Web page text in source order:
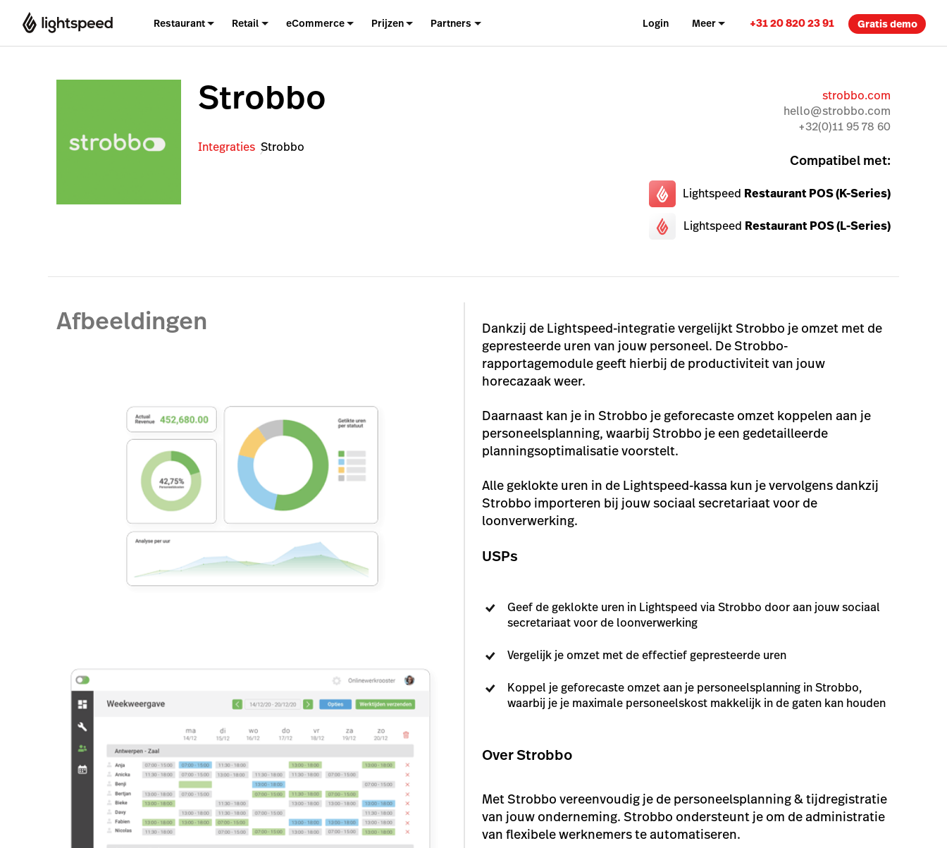
Restaurant Retail eCommerce Prijzen Partners Login Meer +31 20 820 23 91 Gratis demo
Strobbo
Integraties Strobbo
strobbo.com
hello@strobbo.com
+32(0)11 95 78 60
Compatibel met:
Lightspeed Restaurant POS (K-Series)
Lightspeed Restaurant POS (L-Series)
Afbeeldingen
Dankzij de Lightspeed-integratie vergelijkt Strobbo je omzet met de
gepresteerde uren van jouw personeel. De Strobbo-
rapportagemodule geeft hierbij de productiviteit van jouw
horecazaak weer.
Daarnaast kan je in Strobbo je geforecaste omzet koppelen aan je
personeelsplanning, waarbij Strobbo je een gedetailleerde
planningsoptimalisatie voorstelt.
Alle geklokte uren in de Lightspeed-kassa kun je vervolgens dankzij
Strobbo importeren bij jouw sociaal secretariaat voor de
loonverwerking.
USPs
Geef de geklokte uren in Lightspeed via Strobbo door aan jouw sociaal
secretariaat voor de loonverwerking
Vergelijk je omzet met de effectief gepresteerde uren
Koppel je geforecaste omzet aan je personeelsplanning in Strobbo,
waarbij je je maximale personeelskost makkelijk in de gaten kan houden
Over Strobbo
Met Strobbo vereenvoudig je de personeelsplanning & tijdregistratie
van jouw onderneming. Strobbo ondersteunt je om de administratie
van flexibele werknemers te automatiseren.